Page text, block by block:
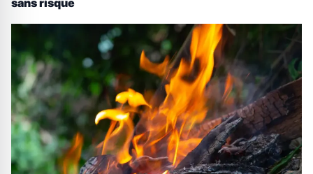
sans risque